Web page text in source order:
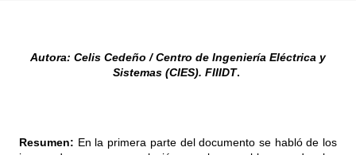
Autora: Celis Cedeño / Centro de Ingeniería Eléctrica y
Sistemas (CIES). FIIIDT.
Resumen: En la primera parte del documento se habló de los